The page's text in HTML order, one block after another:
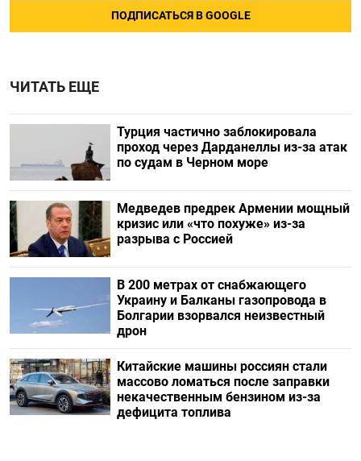
ПОДПИСАТЬСЯ В GOOGLE
ЧИТАТЬ ЕЩЕ
Турция частично заблокировала
проход через Дарданеллы из-за атак
по судам в Черном море
Медведев предрек Армении мощный
кризис или «что похуже» из-за
разрыва с Россией
В 200 метрах от снабжающего
Украину и Балканы газопровода в
Болгарии взорвался неизвестный
дрон
Китайские машины россиян стали
массово ломаться после заправки
некачественным бензином из-за
дефицита топлива